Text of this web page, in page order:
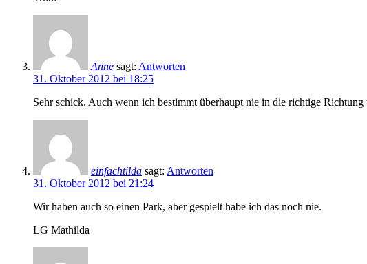
Anne sagt: Antworten
31. Oktober 2012 bei 18:25
Sehr schick. Auch wenn ich bestimmt überhaupt nie in die richtige
einfachtilda sagt: Antworten
31. Oktober 2012 bei 21:24
Wir haben auch so einen Park, aber gespielt habe ich das noch nie.
LG Mathilda